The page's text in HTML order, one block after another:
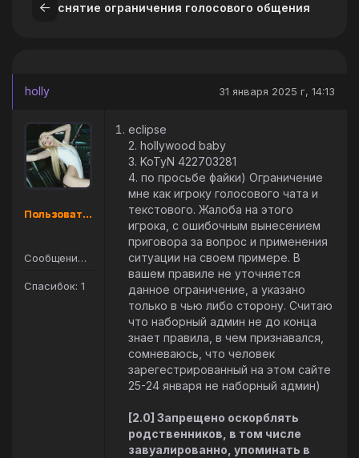
снятие ограничения голосового общения
holly 31 января 2025 г, 14:13
Пользователь
Сообщений: 8
Спасибок: 1
eclipse
2. hollywood baby
3. KoTyN 422703281
4. по просьбе файки) Ограничение
мне как игроку голосового чата и
текстового. Жалоба на этого
игрока, с ошибочным вынесением
приговора за вопрос и применения
ситуации на своем примере. В
вашем правиле не уточняется
данное ограничение, а указано
только в чью либо сторону. Считаю
что наборный админ не до конца
знает правила, в чем признавался,
сомневаюсь, что человек
зарегестрированный на этом сайте
25-24 января не наборный админ)
[2.0] Запрещено оскорблять
родственников, в том числе
завуалированно, упоминать в